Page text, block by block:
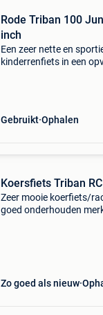
Rode Triban 100
inch
Een zeer nette en
kinderrenfiets in een
Gebruikt Ophalen
Koersfiets Triban
Zeer mooie koerfiets/
goed onderhouden
Zo goed als nieuw